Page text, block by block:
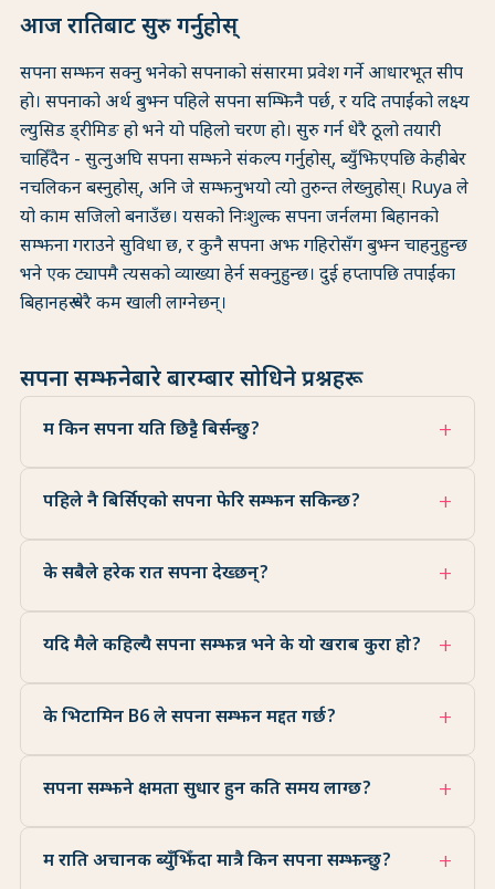
आज रातिबाट सुरु गर्नुहोस्
सपना सम्झन सक्नु भनेको सपनाको संसारमा प्रवेश गर्ने आधारभूत सीप
हो। सपनाको अर्थ बुझ्न पहिले सपना सम्झिनै पर्छ, र यदि तपाईंको लक्ष्य
ल्युसिड ड्रीमिङ हो भने यो पहिलो चरण हो। सुरु गर्न धेरै ठूलो तयारी
चाहिँदैन - सुत्नुअघि सपना सम्झने संकल्प गर्नुहोस्, ब्युँझिएपछि केहीबेर
नचलिकन बस्नुहोस्, अनि जे सम्झनुभयो त्यो तुरुन्त लेख्नुहोस्। Ruya ले
यो काम सजिलो बनाउँछ। यसको निःशुल्क सपना जर्नलमा बिहानको
सम्झना गराउने सुविधा छ, र कुनै सपना अझ गहिरोसँग बुझ्न चाहनुहुन्छ
भने एक ट्यापमै त्यसको व्याख्या हेर्न सक्नुहुन्छ। दुई हप्तापछि तपाईंका
बिहानहरू धेरै कम खाली लाग्नेछन्।
सपना सम्झनेबारे बारम्बार सोधिने प्रश्नहरू
म किन सपना यति छिट्टै बिर्सन्छु?
पहिले नै बिर्सिएको सपना फेरि सम्झन सकिन्छ?
के सबैले हरेक रात सपना देख्छन्?
यदि मैले कहिल्यै सपना सम्झन्न भने के यो खराब कुरा हो?
के भिटामिन B6 ले सपना सम्झन मद्दत गर्छ?
सपना सम्झने क्षमता सुधार हुन कति समय लाग्छ?
म राति अचानक ब्युँझिँदा मात्रै किन सपना सम्झन्छु?